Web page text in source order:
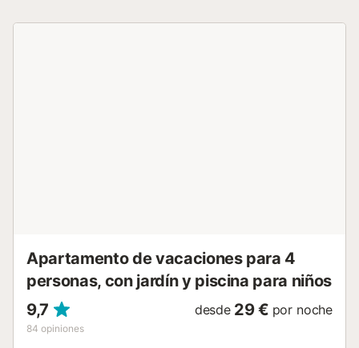
Apartamento de vacaciones para 4
personas, con jardín y piscina para niños
9,7
84 opiniones
desde 29 € por noche